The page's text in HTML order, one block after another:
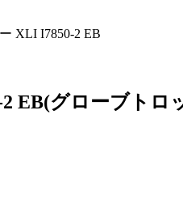
XLI I7850-2 EB
EB(グローブトロ